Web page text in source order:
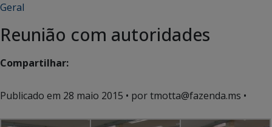
Geral
Reunião com autoridades
Compartilhar:
Publicado em 28 maio 2015 • por tmotta@fazenda.ms •